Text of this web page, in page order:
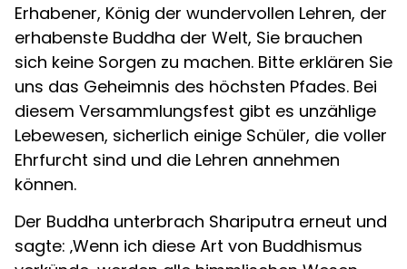
Erhabener, König der wundervollen Lehren, der
erhabenste Buddha der Welt, Sie brauchen
sich keine Sorgen zu machen. Bitte erklären Sie
uns das Geheimnis des höchsten Pfades. Bei
diesem Versammlungsfest gibt es unzählige
Lebewesen, sicherlich einige Schüler, die voller
Ehrfurcht sind und die Lehren annehmen
können.
Der Buddha unterbrach Shariputra erneut und
sagte: ‚Wenn ich diese Art von Buddhismus